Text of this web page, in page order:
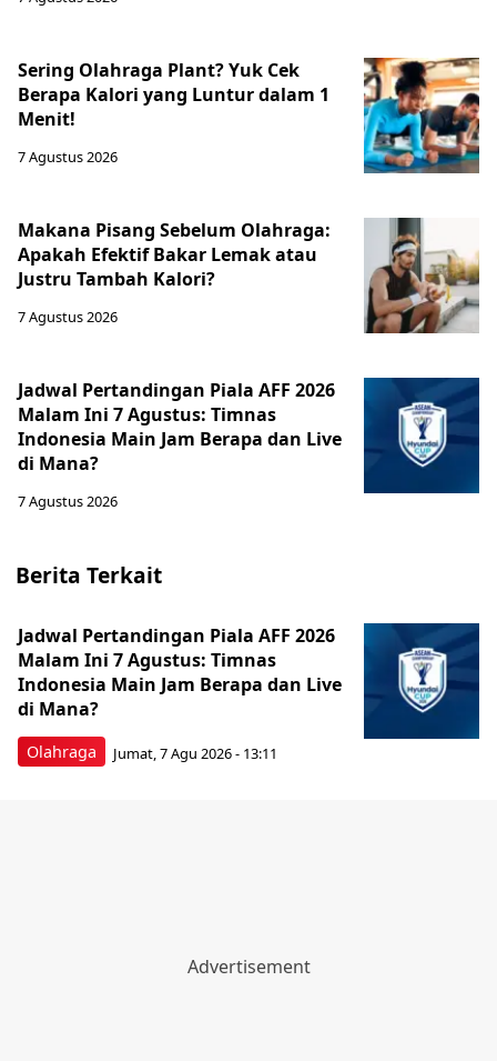
Sering Olahraga Plant? Yuk Cek
Berapa Kalori yang Luntur dalam 1
Menit!
7 Agustus 2026
Makana Pisang Sebelum Olahraga:
Apakah Efektif Bakar Lemak atau
Justru Tambah Kalori?
7 Agustus 2026
Jadwal Pertandingan Piala AFF 2026
Malam Ini 7 Agustus: Timnas
Indonesia Main Jam Berapa dan Live
di Mana?
7 Agustus 2026
Berita Terkait
Olahraga
Jadwal Pertandingan Piala AFF 2026
Malam Ini 7 Agustus: Timnas
Indonesia Main Jam Berapa dan Live
di Mana?
Jumat, 7 Agu 2026 - 13:11